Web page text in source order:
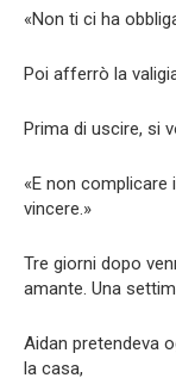
«Non ti ci ha
Poi afferrò la
Prima di uscire, si
«E non complicare
vincere.»
Tre giorni dopo
amante. Una
Aidan pretendeva
la casa,